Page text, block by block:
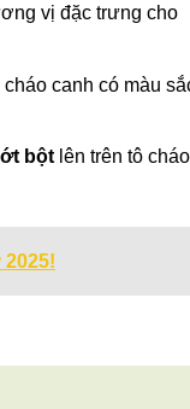
vị đặc trưng cho
canh có màu
ớt bộtlên trên tô cháo